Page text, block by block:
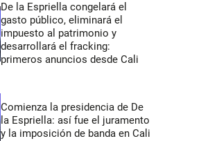
De la Espriella congelará el
gasto público, eliminará el
impuesto al patrimonio y
desarrollará el fracking:
primeros anuncios desde Cali
Comienza la presidencia de De
la Espriella: así fue el juramento
y la imposición de banda en Cali